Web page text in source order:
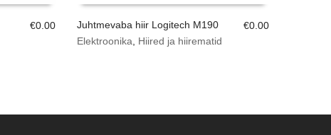
€0.00
Juhtmevaba hiir Logitech M190
Elektroonika
Hiired ja hiirematid
€0.00